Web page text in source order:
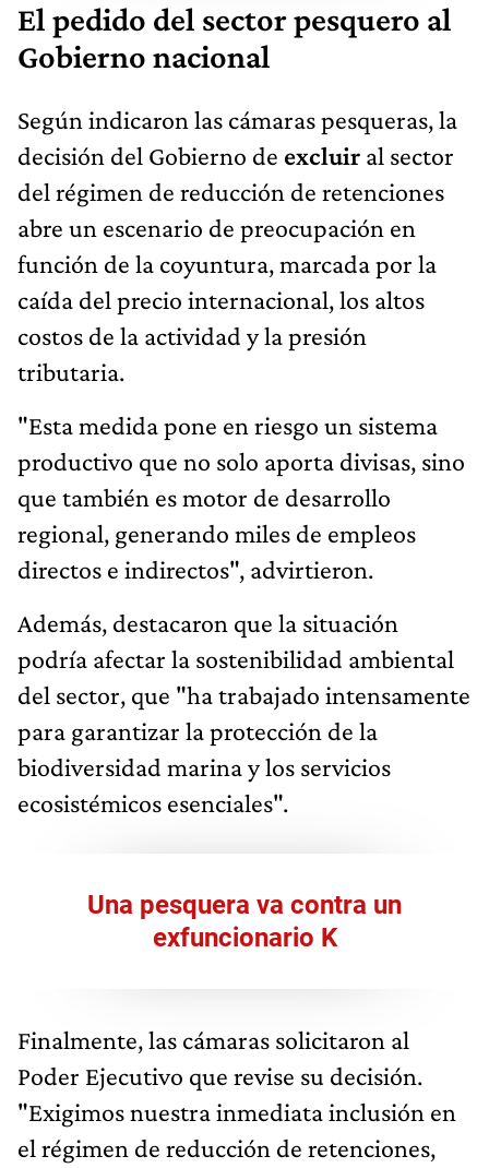
El pedido del sector pesquero al
Gobierno nacional
Según indicaron las cámaras pesqueras, la
decisión del Gobierno de excluir al sector
del régimen de reducción de retenciones
abre un escenario de preocupación en
función de la coyuntura, marcada por la
caída del precio internacional, los altos
costos de la actividad y la presión
tributaria.
"Esta medida pone en riesgo un sistema
productivo que no solo aporta divisas, sino
que también es motor de desarrollo
regional, generando miles de empleos
directos e indirectos", advirtieron.
Además, destacaron que la situación
podría afectar la sostenibilidad ambiental
del sector, que "ha trabajado intensamente
para garantizar la protección de la
biodiversidad marina y los servicios
ecosistémicos esenciales".
Una pesquera va contra un
exfuncionario K
Finalmente, las cámaras solicitaron al
Poder Ejecutivo que revise su decisión.
"Exigimos nuestra inmediata inclusión en
el régimen de reducción de retenciones,